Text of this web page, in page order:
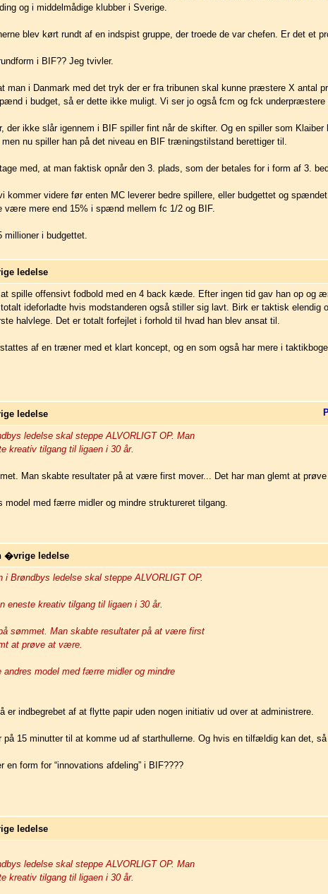
og i middelmådige klubber i Sverige.
blev kørt rundt af en indspist gruppe, der troede de var chefen. Er det et
i BIF?? Jeg tvivler.
man i Danmark med det tryk der er fra tribunen skal kunne præstere X antal
i budget, så er dette ikke muligt. Vi ser jo også fcm og fck underpræstere
der ikke slår igennem i BIF spiller fint når de skifter. Og en spiller som
nu spiller han på det niveau en BIF træningstilstand berettiger til.
med, at man faktisk opnår den 3. plads, som der betales for i form af 3.
kommer videre før enten MC leverer bedre spillere, eller budgettet og
være mere end 15% i spænd mellem fc 1/2 og BIF.
millioner i budgettet.
ledelse
spille offensivt fodbold med en 4 back kæde. Efter ingen tid gav han op og
ideforladte hvis modstanderen også stiller sig lavt. Birk er taktisk elendig
halvlege. Det er totalt forfejlet i forhold til hvad han blev ansat til.
af en træner med et klart koncept, og en som også har mere i
ledelse
ledelse skal steppe ALVORLIGT OP. Man
kreativ tilgang til ligaen i 30 år.
Man skabte resultater på at være first mover... Det har man glemt at
model med færre midler og mindre struktureret tilgang.
�vrige ledelse
i Brøndbys ledelse skal steppe ALVORLIGT OP.
eneste kreativ tilgang til ligaen i 30 år.
sømmet. Man skabte resultater på at være first
at prøve at være.
andres model med færre midler og mindre
er indbegrebet af at flytte papir uden nogen initiativ ud over at administrere.
på 15 minutter til at komme ud af starthullerne. Og hvis en tilfældig kan det,
form for “innovations afdeling” i BIF????
ledelse
ledelse skal steppe ALVORLIGT OP. Man
kreativ tilgang til ligaen i 30 år.